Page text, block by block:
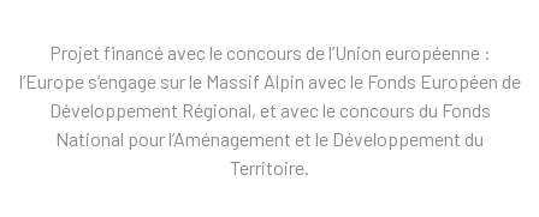
Projet financé avec le concours de l’Union européenne :
l’Europe s’engage sur le Massif Alpin avec le Fonds Européen de
Développement Régional, et avec le concours du Fonds
National pour l’Aménagement et le Développement du
Territoire.